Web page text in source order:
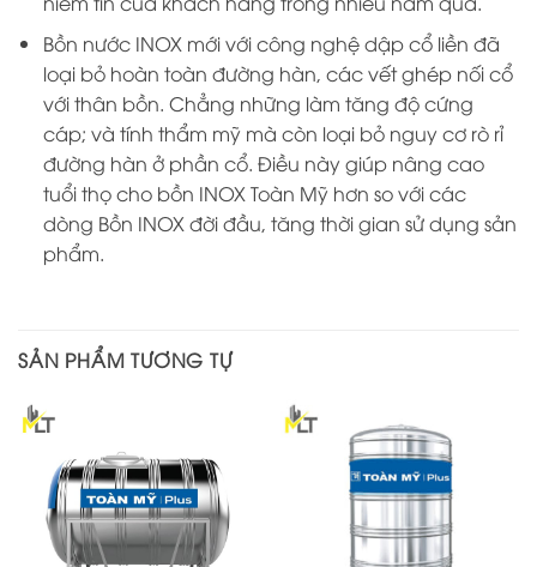
Bồn nước INOX mới với công nghệ dập cổ liền đã
loại bỏ hoàn toàn đường hàn, các vết ghép nối cổ
với thân bồn. Chẳng những làm tăng độ cứng
cáp; và tính thẩm mỹ mà còn loại bỏ nguy cơ rò rỉ
đường hàn ở phần cổ. Điều này giúp nâng cao
tuổi thọ cho bồn INOX Toàn Mỹ hơn so với các
dòng Bồn INOX đời đầu, tăng thời gian sử dụng sản
phẩm.
SẢN PHẨM TƯƠNG TỰ